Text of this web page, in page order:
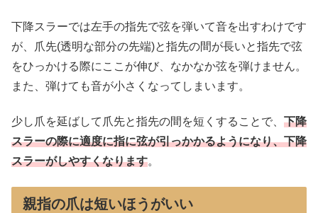
下降スラーでは左手の指先で弦を弾いて音を出すわけです
が、爪先(透明な部分の先端)と指先の間が長いと指先で弦
をひっかける際にここが伸び、なかなか弦を弾けません。
また、弾けても音が小さくなってしまいます。
少し爪を延ばして爪先と指先の間を短くすることで、 下降
スラーの際に適度に指に弦が引っかかるようになり、下降
スラーがしやすくなります。
親指の爪は短いほうがいい